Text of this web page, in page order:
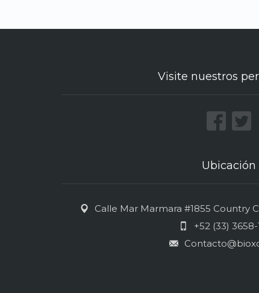
Visite nuestros
Ubicación
Calle Mar Marmara #1855 Country
+52 (33) 3658-